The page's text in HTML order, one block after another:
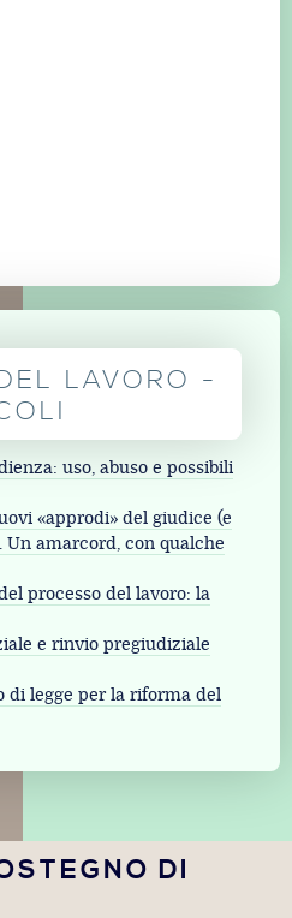
LAVORO -
uso, abuso e possibili
«approdi» del giudice (e
Un amarcord, con qualche
processo del lavoro: la
e rinvio pregiudiziale
di legge per la riforma del
DI